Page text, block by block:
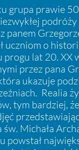
grupa prawie
panem
uczniom o
progu lat 20.
przez pana
ukazuje
Realia
tym bardziej,
Michała
powstał